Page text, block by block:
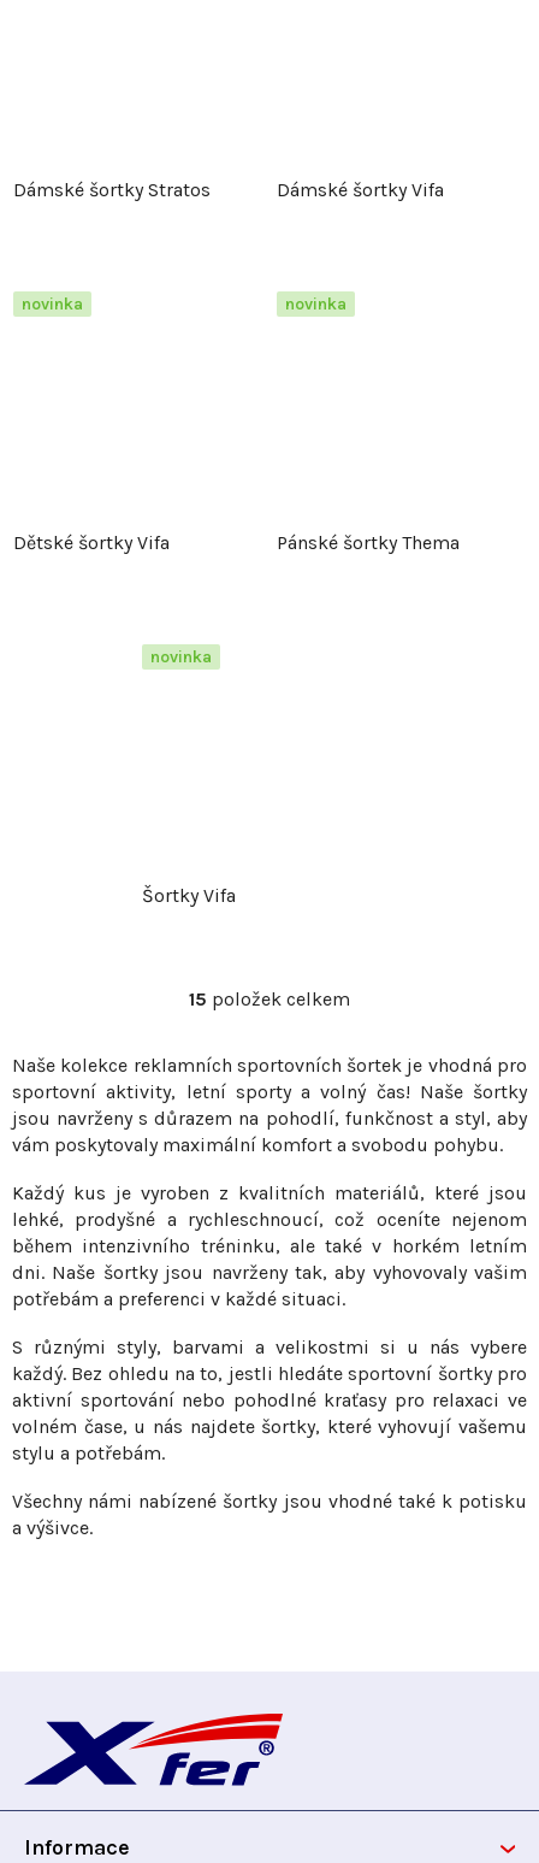
Dámské šortky Stratos Dámské šortky Vifa
novinka
Dětské šortky Vifa
novinka
Pánské šortky Thema
novinka
Šortky Vifa
O
l
á
d
a
c
í
p
r
v
y
v
ý
s
15 položek celkem
Naše kolekce reklamních sportovních šortek je vhodná pro
sportovní aktivity, letní sporty a volný čas! Naše šortky
jsou navrženy s důrazem na pohodlí, funkčnost a styl, aby
vám poskytovaly maximální komfort a svobodu pohybu.
Každý kus je vyroben z kvalitních materiálů, které jsou
lehké, prodyšné a rychleschnoucí, což oceníte nejenom
během intenzivního tréninku, ale také v horkém letním
dni. Naše šortky jsou navrženy tak, aby vyhovovaly vašim
potřebám a preferenci v každé situaci.
S různými styly, barvami a velikostmi si u nás vybere
každý. Bez ohledu na to, jestli hledáte sportovní šortky pro
aktivní sportování nebo pohodlné kraťasy pro relaxaci ve
volném čase, u nás najdete šortky, které vyhovují vašemu
stylu a potřebám.
Všechny námi nabízené šortky jsou vhodné také k potisku
a výšivce.
p
Informace